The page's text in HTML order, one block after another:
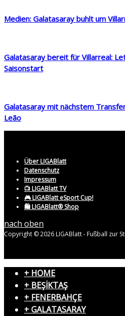
Medien: Galatasaray buhlt um
Galatasaray bereit für Villarreal:
Saisonstart
Galatasaray mit nächstem
Leão
Über LIGABlatt
Datenschutz
Impressum
📺 LIGABlatt TV
🎮 LIGABlatt eSport Cup!
🛍️ LIGABlatt® Shop
nach oben
Copyright © 2026 LIGABlatt - Fußball zur
+ HOME
+ BEŞİKTAŞ
+ FENERBAHÇE
+ GALATASARAY